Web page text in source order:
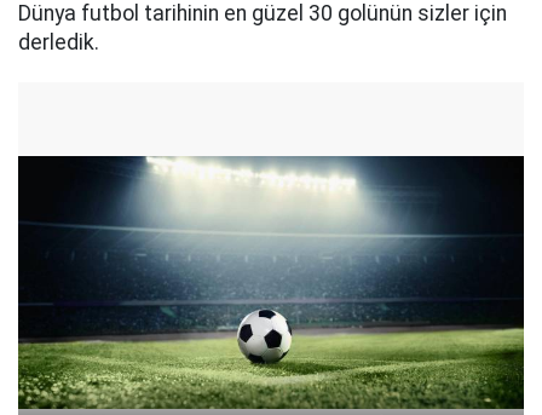
Dünya futbol tarihinin en güzel 30 golünün sizler için
derledik.